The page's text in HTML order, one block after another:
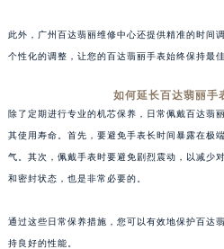
此外，广州百达翡丽维修中心还提供精准的时间
个性化的调整，让您的百达翡丽手表始终保持最
如何延长百达翡丽手
除了定期进行专业的机芯保养，日常佩戴百达翡
其使用寿命。首先，要避免手表长时间暴露在极
气。其次，佩戴手表时要避免剧烈震动，以减少
和密封状态，也是非常必要的。
通过这些日常保养措施，您可以有效地保护百达
持良好的性能。